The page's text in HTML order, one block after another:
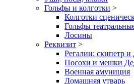
Гольфы и колготки >
Колготки
Гольфы
Лосины
Реквизит >
Регалии: скипетр и
Посохи и мешки
Военная амуниция
Домашняя утварь